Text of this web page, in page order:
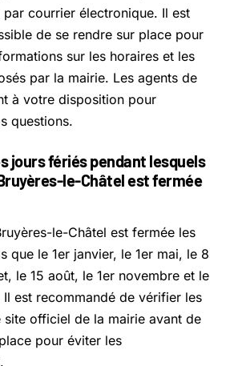
courrier électronique. Il est
de se rendre sur place pour
sur les horaires et les
par la mairie. Les agents de
à votre disposition pour
questions.
jours fériés pendant lesquels
le-Châtel est fermée
le-Châtel est fermée les
que le 1er janvier, le 1er mai, le 8
le 15 août, le 1er novembre et le
est recommandé de vérifier les
site officiel de la mairie avant de
pour éviter les